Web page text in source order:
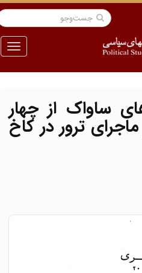
منو
ساواک از چهار
ترور در کاخ